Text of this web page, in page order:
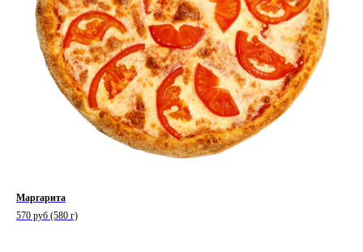
Маргарита
570 руб (580 г)